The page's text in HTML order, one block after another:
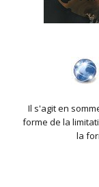
Il s'agit en
forme de la
la